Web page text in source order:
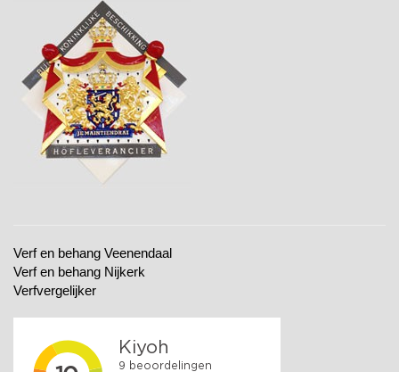
Verf en behang Veenendaal
Verf en behang Nijkerk
Verfvergelijker